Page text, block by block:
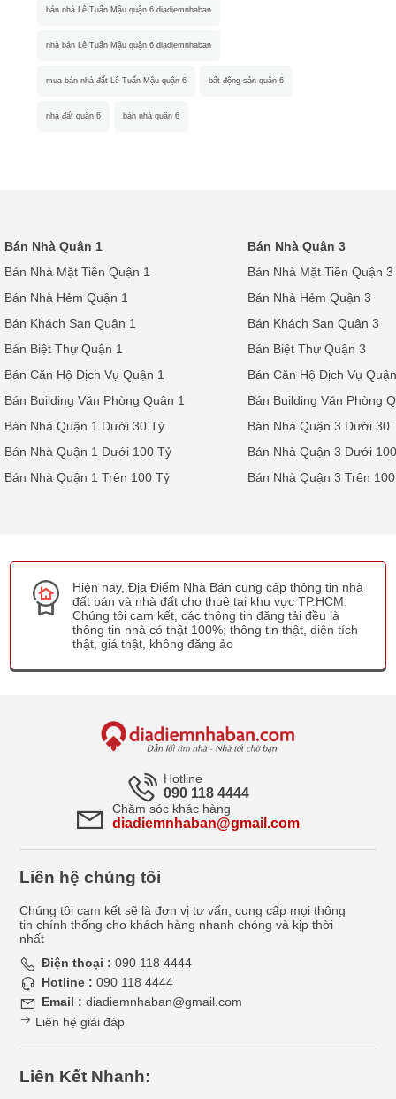
bán nhà Lê Tuấn Mậu quận 6 diadiemnhaban
nhà bán Lê Tuấn Mậu quận 6 diadiemnhaban
mua bán nhà đất Lê Tuấn Mậu quận 6 bất động sản quận 6
nhà đất quận 6 bán nhà quận 6
Bán Nhà Quận 1
Bán Nhà Quận 3
Bán Nhà Mặt Tiền Quận 1
Bán Nhà Mặt Tiền Quận 3
Bán Nhà Hẻm Quận 1
Bán Nhà Hẻm Quận 3
Bán Khách Sạn Quận 1
Bán Khách Sạn Quận 3
Bán Biệt Thự Quận 1
Bán Biệt Thự Quận 3
Bán Căn Hộ Dịch Vụ Quận 1
Bán Căn Hộ Dịch Vụ
Bán Building Văn Phòng Quận 1
Bán Building Văn Phòng
Bán Nhà Quận 1 Dưới 30 Tỷ
Bán Nhà Quận 3 Dưới 30
Bán Nhà Quận 1 Dưới 100 Tỷ
Bán Nhà Quận 3 Dưới
Bán Nhà Quận 1 Trên 100 Tỷ
Bán Nhà Quận 3 Trên
Hiện nay, Địa Điểm Nhà Bán cung cấp thông tin nhà
đất bán và nhà đất cho thuê tai khu vực TP.HCM.
Chúng tôi cam kết, các thông tin đăng tải đều là
thông tin nhà có thật 100%; thông tin thật, diện tích
thật, giá thật, không đăng ảo
Hotline
090 118 4444
Chăm sóc khác hàng
diadiemnhaban@gmail.com
Liên hệ chúng tôi
Chúng tôi cam kết sẽ là đơn vị tư vấn, cung cấp mọi thông
tin chính thống cho khách hàng nhanh chóng và kịp thời
nhất
Điện thoại : 090 118 4444
Hotline : 090 118 4444
Email : diadiemnhaban@gmail.com
Liên hệ giải đáp
Liên Kết Nhanh: